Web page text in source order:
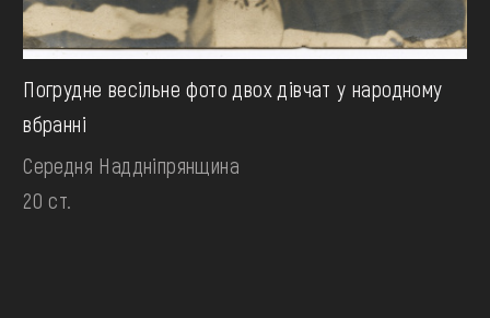
Погрудне весільне фото двох дівчат у народному
вбранні
Середня Наддніпрянщина
20 ст.